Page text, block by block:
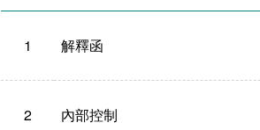
1 解釋函
2 內部控制